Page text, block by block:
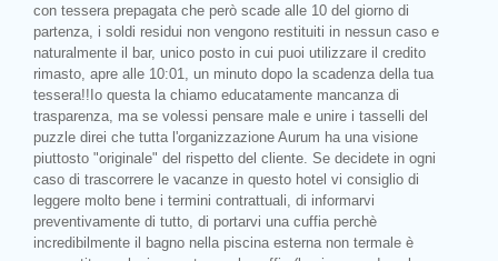
con tessera prepagata che però scade alle 10 del giorno di
partenza, i soldi residui non vengono restituiti in nessun caso e
naturalmente il bar, unico posto in cui puoi utilizzare il credito
rimasto, apre alle 10:01, un minuto dopo la scadenza della tua
tessera!!Io questa la chiamo educatamente mancanza di
trasparenza, ma se volessi pensare male e unire i tasselli del
puzzle direi che tutta l'organizzazione Aurum ha una visione
piuttosto "originale" del rispetto del cliente. Se decidete in ogni
caso di trascorrere le vacanze in questo hotel vi consiglio di
leggere molto bene i termini contrattuali, di informarvi
preventivamente di tutto, di portarvi una cuffia perchè
incredibilmente il bagno nella piscina esterna non termale è